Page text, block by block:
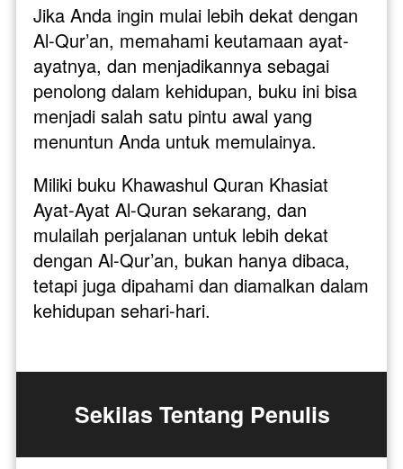
Jika Anda ingin mulai lebih dekat dengan
Al-Qur’an, memahami keutamaan ayat-
ayatnya, dan menjadikannya sebagai
penolong dalam kehidupan, buku ini bisa
menjadi salah satu pintu awal yang
menuntun Anda untuk memulainya.
Miliki buku Khawashul Quran Khasiat
Ayat-Ayat Al-Quran sekarang, dan
mulailah perjalanan untuk lebih dekat
dengan Al-Qur’an, bukan hanya dibaca,
tetapi juga dipahami dan diamalkan dalam
kehidupan sehari-hari.
Sekilas Tentang Penulis